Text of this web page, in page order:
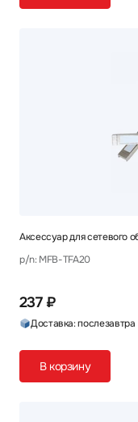
Аксессуар для сетевого
p/n: MFB-TFA20
237 ₽
Доставка: послезавтра
В корзину